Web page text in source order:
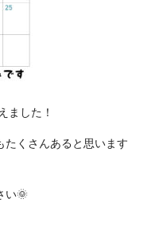
ました！
たくさんあると思います
い🌞